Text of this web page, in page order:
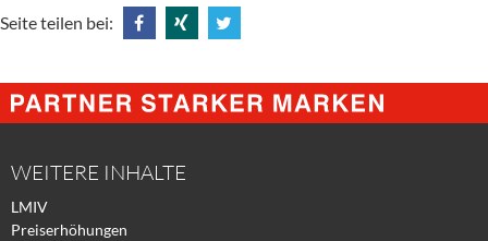
Seite teilen bei:
@
Facebook
@
Xing
@
Twitter
WEITERE INHALTE
LMIV
Preiserhöhungen